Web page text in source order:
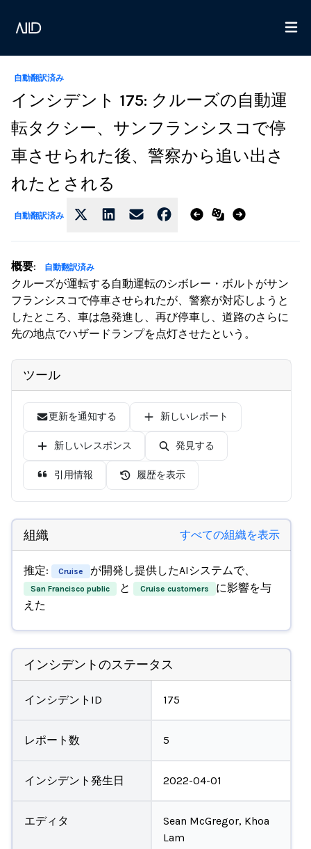
自動翻訳済み
インシデント 175: クルーズの自動運
転タクシー、サンフランシスコで停
車させられた後、警察から追い出さ
れたとされる
自動翻訳済み
概要: 自動翻訳済み
クルーズが運転する自動運転のシボレー・ボルトがサン
フランシスコで停車させられたが、警察が対応しようと
したところ、車は急発進し、再び停車し、道路のさらに
先の地点でハザードランプを点灯させたという。
ツール
更新を通知する 新しいレポート
新しいレスポンス 発見する
引用情報 履歴を表示
組織 すべての組織を表示
推定: Cruise が開発し提供したAIシステムで、
San Francisco public と Cruise customers
に影響を与
えた
インシデントのステータス
インシデントID 175
レポート数 5
インシデント発生日 2022-04-01
エディタ
Sean McGregor, Khoa
Lam